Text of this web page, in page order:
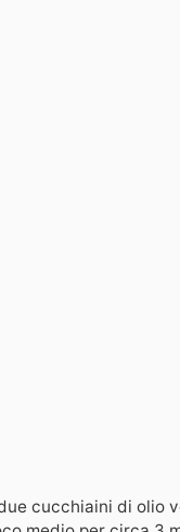
cucchiaini di olio